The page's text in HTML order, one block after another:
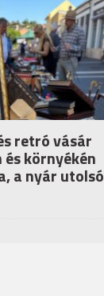
retró vásár
környékén
a nyár utolsó